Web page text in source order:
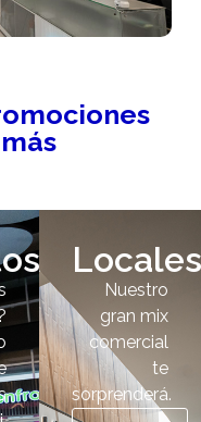
Locales
Nuestro
gran mix
comercial
te
sorprenderá.